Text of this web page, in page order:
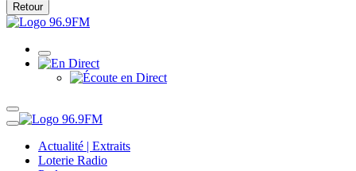
Retour
Actualité | Extraits
Loterie Radio